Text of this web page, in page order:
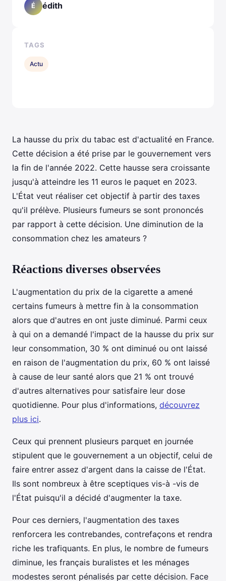
La hausse du prix du tabac est d'actualité en France.
Cette décision a été prise par le gouvernement vers
la fin de l'année 2022. Cette hausse sera croissante
jusqu'à atteindre les 11 euros le paquet en 2023.
L'État veut réaliser cet objectif à partir des taxes
qu'il prélève. Plusieurs fumeurs se sont prononcés
par rapport à cette décision. Une diminution de la
consommation chez les amateurs ?
Réactions diverses observées
L'augmentation du prix de la cigarette a amené
certains fumeurs à mettre fin à la consommation
alors que d'autres en ont juste diminué. Parmi ceux
à qui on a demandé l'impact de la hausse du prix sur
leur consommation, 30 % ont diminué ou ont laissé
en raison de l'augmentation du prix, 60 % ont laissé
à cause de leur santé alors que 21 % ont trouvé
d'autres alternatives pour satisfaire leur dose
quotidienne. Pour plus d'informations, découvrez
plus ici.
Ceux qui prennent plusieurs parquet en journée
stipulent que le gouvernement a un objectif, celui de
faire entrer assez d'argent dans la caisse de l'État.
Ils sont nombreux à être sceptiques vis-à -vis de
l'État puisqu'il a décidé d'augmenter la taxe.
Pour ces derniers, l'augmentation des taxes
renforcera les contrebandes, contrefaçons et rendra
riche les trafiquants. En plus, le nombre de fumeurs
diminue, les français buralistes et les ménages
modestes seront pénalisés par cette décision. Face
É édith
TAGS
Actu